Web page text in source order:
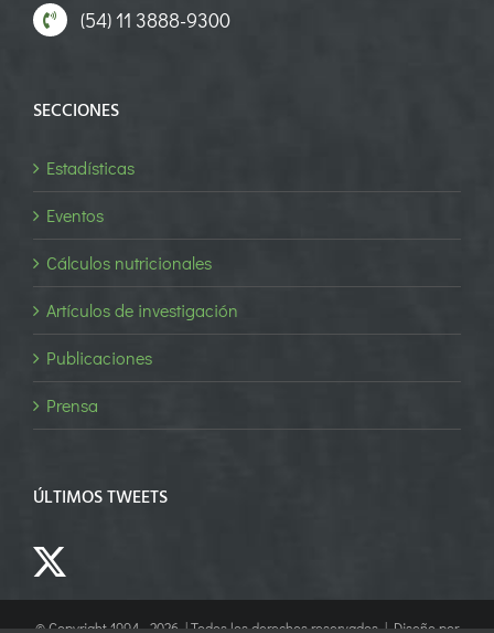
(54) 11 3888-9300
SECCIONES
Estadísticas
Eventos
Cálculos nutricionales
Artículos de investigación
Publicaciones
Prensa
ÚLTIMOS TWEETS
© Copyright 1994 -2026 | Todos los derechos reservados | Diseño por